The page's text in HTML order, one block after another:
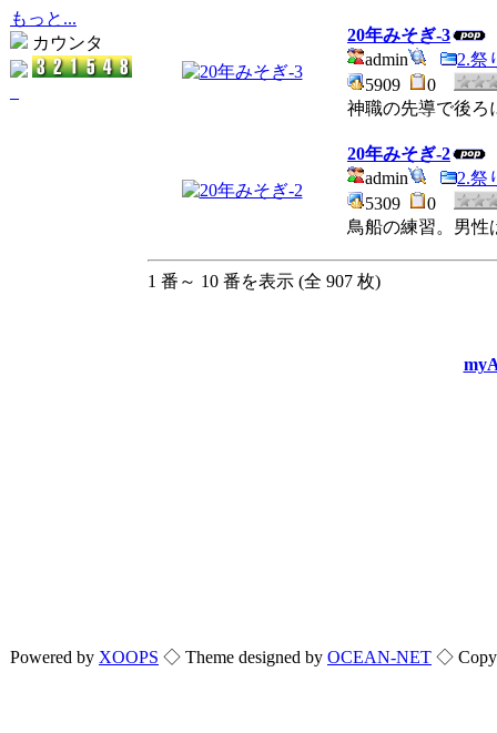
もっと...
カウンタ
20年みそぎ-3
admin
2.祭
5909
0
神職の先導で後ろ
20年みそぎ-2
admin
2.祭
5309
0
鳥船の練習。男性
1 番～ 10 番を表示 (全 907 枚)
Powered by XOOPS ◇ Theme designed by OCEAN-NET ◇